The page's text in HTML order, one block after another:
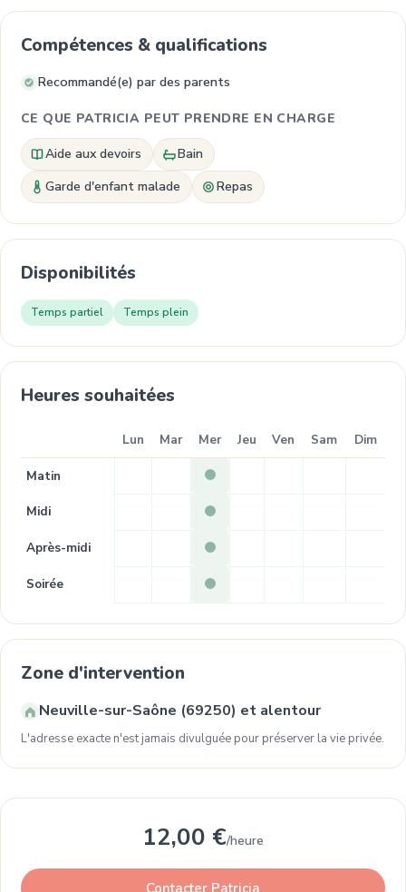
Compétences & qualifications
Recommandé(e) par des parents
CE QUE PATRICIA PEUT PRENDRE EN CHARGE
Aide aux devoirs
Bain
Garde d'enfant malade
Repas
Disponibilités
Temps partiel Temps plein
Heures souhaitées
Lun Mar Mer Jeu Ven Sam Dim
Matin
Midi
Après-midi
Soirée
Zone d'intervention
Neuville-sur-Saône (69250) et alentour
L'adresse exacte n'est jamais divulguée pour préserver la vie privée.
12,00 €/heure
Contacter Patricia